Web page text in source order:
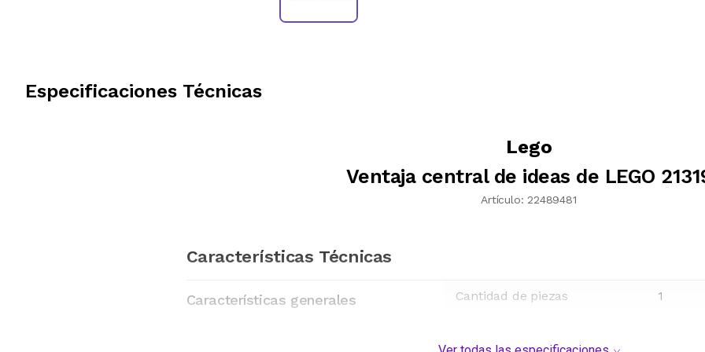
Especificaciones Técnicas
Lego
Ventaja central de ideas de LEGO
Artículo: 22489481
Características Técnicas
Características generales Cantidad de piezas 1